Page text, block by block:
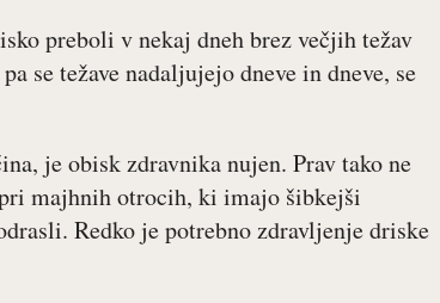
preboli v nekaj dneh brez večjih težav
se težave nadaljujejo dneve in dneve, se
je obisk zdravnika nujen. Prav tako ne
majhnih otrocih, ki imajo šibkejši
Redko je potrebno zdravljenje driske